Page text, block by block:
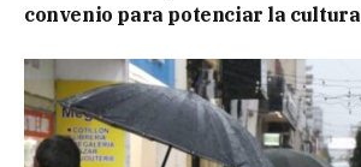
convenio para potenciar la